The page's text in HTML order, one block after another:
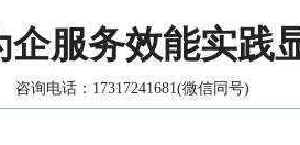
企服务效能实践
咨询电话：17317241681(微信同号)